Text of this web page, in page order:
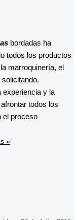
bordadas ha
todos los productos
marroquinería, el
experiencia y la
todos los
el proceso
»